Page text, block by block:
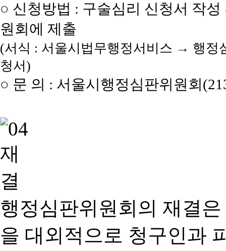
○ 신청방법 : 구술심리 신청서 작
원회에 제출
(서식 : 서울시법무행정서비스 → 행
청서)
○ 문 의 : 서울시행정심판위원회
행정심판위원회의 재결
을 대외적으로 청구인과